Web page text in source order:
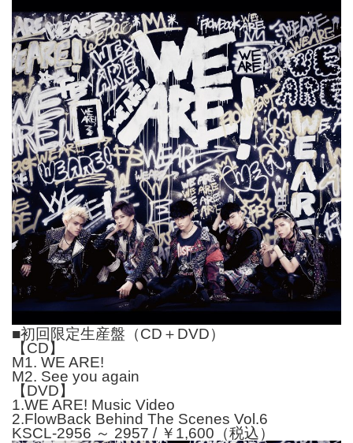
■初回限定生産盤（CD＋DVD）
【CD】
M1. WE ARE!
M2. See you again
【DVD】
1.WE ARE! Music Video
2.FlowBack Behind The Scenes Vol.6
KSCL-2956 ～ 2957 / ￥1,600（税込）